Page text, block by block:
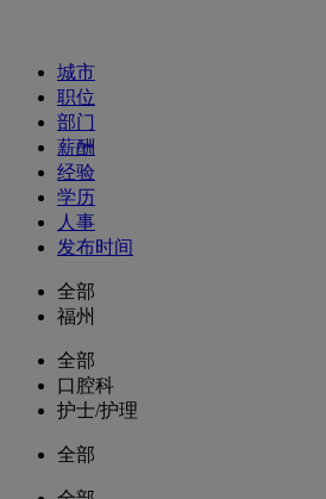
城市
职位
部门
薪酬
经验
学历
人事
发布时间
全部
福州
全部
口腔科
护士/护理
全部